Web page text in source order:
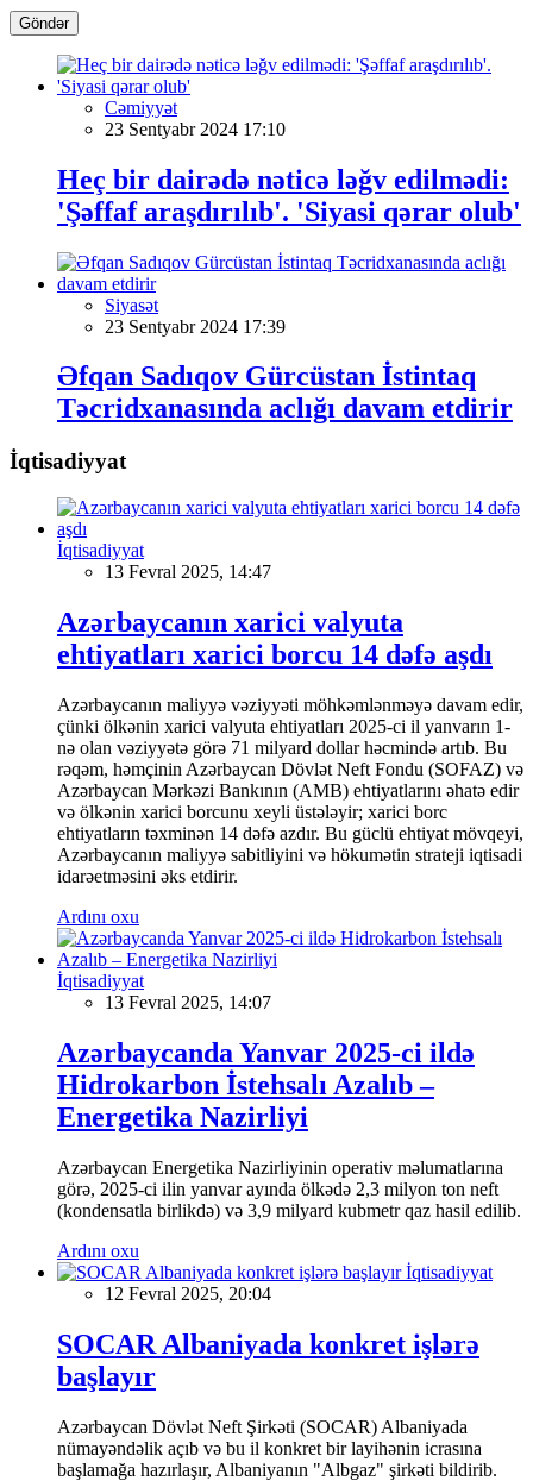
Göndər
Cəmiyyət
23 Sentyabr 2024 17:10
Heç bir dairədə nəticə ləğv edilmədi:
'Şəffaf araşdırılıb'. 'Siyasi qərar olub'
Siyasət
23 Sentyabr 2024 17:39
Əfqan Sadıqov Gürcüstan İstintaq
Təcridxanasında aclığı davam etdirir
İqtisadiyyat
İqtisadiyyat
13 Fevral 2025, 14:47
Azərbaycanın xarici valyuta
ehtiyatları xarici borcu 14 dəfə aşdı
Azərbaycanın maliyyə vəziyyəti möhkəmlənməyə davam edir,
çünki ölkənin xarici valyuta ehtiyatları 2025-ci il yanvarın 1-
nə olan vəziyyətə görə 71 milyard dollar həcmində artıb. Bu
rəqəm, həmçinin Azərbaycan Dövlət Neft Fondu (SOFAZ) və
Azərbaycan Mərkəzi Bankının (AMB) ehtiyatlarını əhatə edir
və ölkənin xarici borcunu xeyli üstələyir; xarici borc
ehtiyatların təxminən 14 dəfə azdır. Bu güclü ehtiyat mövqeyi,
Azərbaycanın maliyyə sabitliyini və hökumətin strateji iqtisadi
idarəetməsini əks etdirir.
Ardını oxu
İqtisadiyyat
13 Fevral 2025, 14:07
Azərbaycanda Yanvar 2025-ci ildə
Hidrokarbon İstehsalı Azalıb –
Energetika Nazirliyi
Azərbaycan Energetika Nazirliyinin operativ məlumatlarına
görə, 2025-ci ilin yanvar ayında ölkədə 2,3 milyon ton neft
(kondensatla birlikdə) və 3,9 milyard kubmetr qaz hasil edilib.
Ardını oxu
İqtisadiyyat
12 Fevral 2025, 20:04
SOCAR Albaniyada konkret işlərə
başlayır
Azərbaycan Dövlət Neft Şirkəti (SOCAR) Albaniyada
nümayəndəlik açıb və bu il konkret bir layihənin icrasına
başlamağa hazırlaşır, Albaniyanın "Albgaz" şirkəti bildirib.